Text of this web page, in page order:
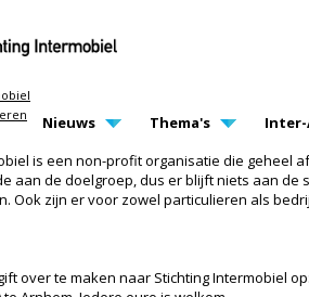
MAIN PAGE NAVIGATION
Nieuws Thema's
is een non-profit organisatie die geheel
aan de doelgroep, dus er blijft niets aan
Ook zijn er voor zowel particulieren als
over te maken naar Stichting Intermobiel